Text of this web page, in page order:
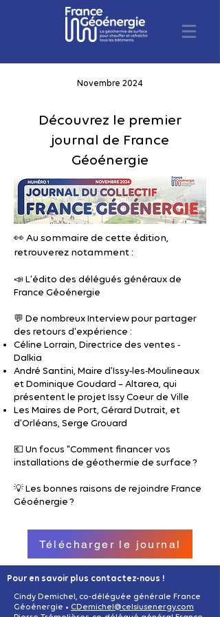
Novembre 2024
Découvrez le premier
journal de France
Géoénergie
👀 Au sommaire de cette édition,
retrouverez notamment :
📣 L'édito des délégués généraux de
France Géoénergie
💬 De nombreux Interview pour partager
des retours d'expérience :
Céline Lorrain, Directrice des ventes -
Dalkia
André Santini, Maire d’Issy-les-Moulineaux
et Dominique Goudard – Altarea, qui
présentent le projet Issy Coeur de Ville
Les Maires de Port, Gérard Dutrait, et
d'Orléans, Serge Grouard
💶 Un focus "Comment financer vos
installations de géothermie de surface ?
💡 Les bonnes raisons de rejoindre France
Géoénergie ?
Télécharger le journal
Pour en savoir plus contactez-nous !
Cindy Demichel, co-déléguée générale France
Géoénergie • CDemichel@celsiusenergy.com